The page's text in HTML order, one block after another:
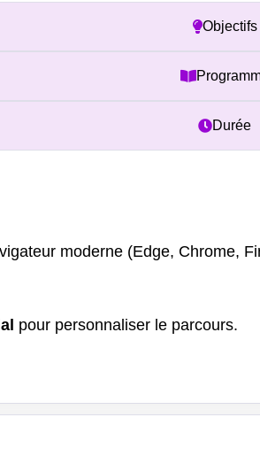
Objectifs
Durée
moderne (Edge, Chrome,
pour personnaliser le parcours.